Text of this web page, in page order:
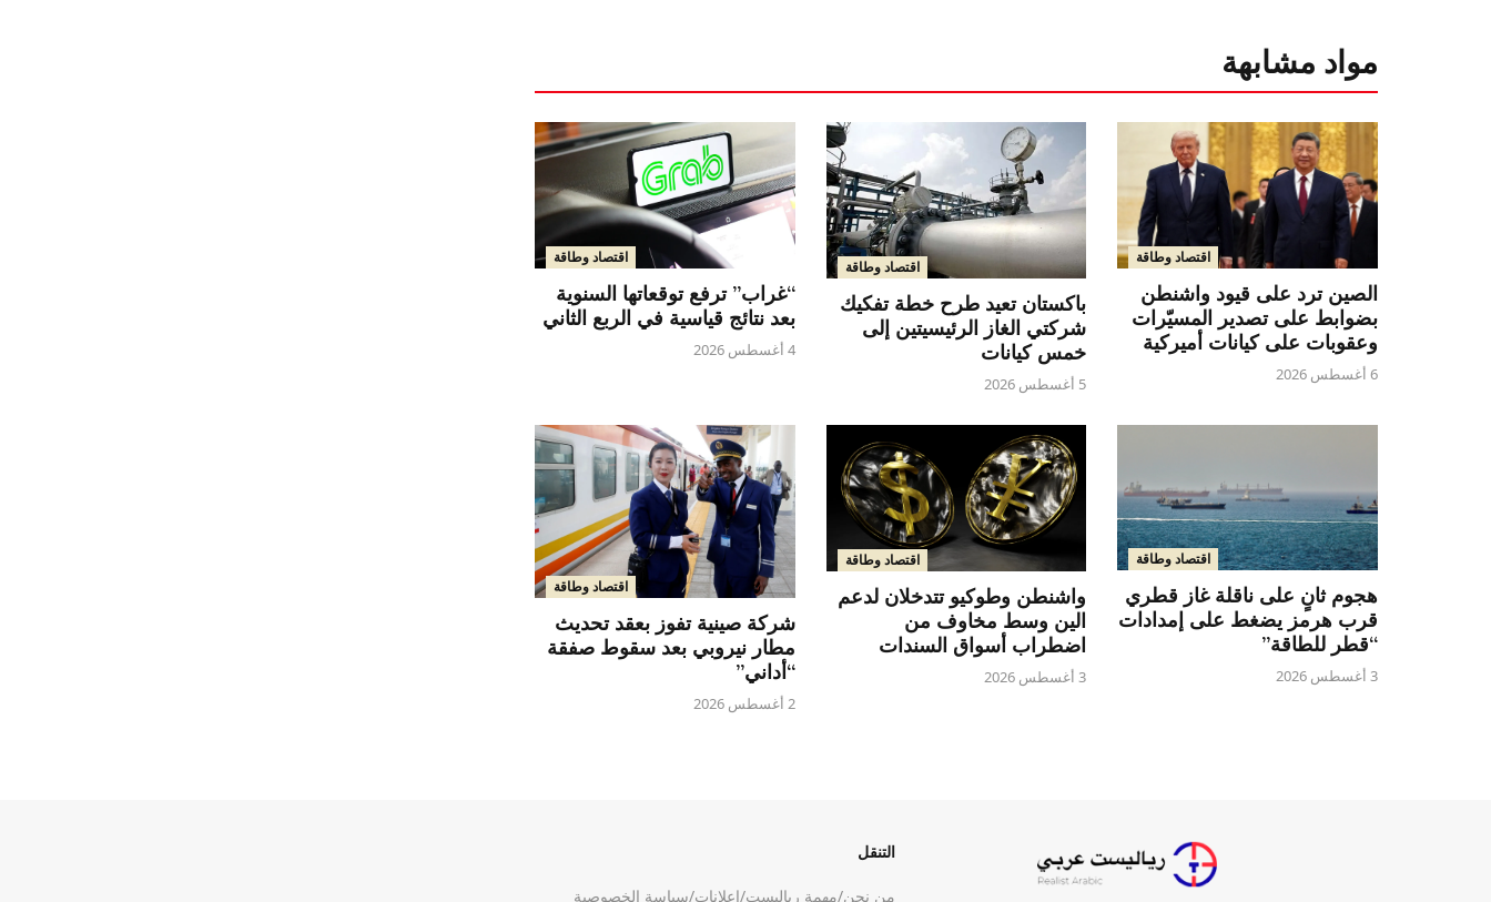
مواد مشابهة
اقتصاد وطاقة
الصين ترد على قيود واشنطن
بضوابط على تصدير المسيّرات
وعقوبات على كيانات أميركية
6 أغسطس 2026
اقتصاد وطاقة
باكستان تعيد طرح خطة تفكيك
شركتي الغاز الرئيسيتين إلى
خمس كيانات
5 أغسطس 2026
اقتصاد وطاقة
“غراب” ترفع توقعاتها السنوية
بعد نتائج قياسية في الربع الثاني
4 أغسطس 2026
اقتصاد وطاقة
هجوم ثانٍ على ناقلة غاز قطري
قرب هرمز يضغط على إمدادات
“قطر للطاقة”
3 أغسطس 2026
اقتصاد وطاقة
واشنطن وطوكيو تتدخلان لدعم
الين وسط مخاوف من
اضطراب أسواق السندات
3 أغسطس 2026
اقتصاد وطاقة
شركة صينية تفوز بعقد تحديث
مطار نيروبي بعد سقوط صفقة
“أداني”
2 أغسطس 2026
التنقل
من نحن/مهمة رياليست/إعلانات/سياسة الخصوصية